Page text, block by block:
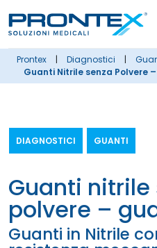
prontex | diagnostici |
Guanti Nitrile senza Polvere
DIAGNOSTICI GUANTI
guanti nitrile senza
polvere –
Guanti in Nitrile